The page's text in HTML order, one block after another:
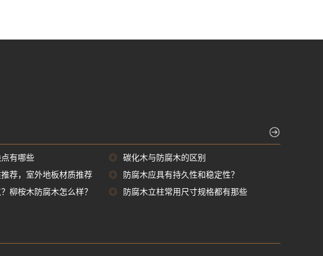
有哪些 ◎
碳化木与防腐木的区别
荐，室外地板材质推荐 ◎
防腐木应具有持久性和稳定性？
柳桉木防腐木怎么样？ ◎ 防腐木立柱常用尺寸规格都有那些